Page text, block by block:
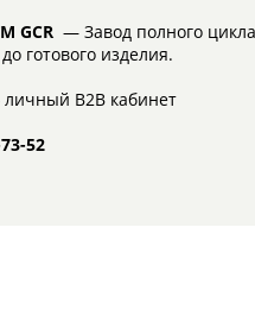
GCR — Завод полного
готового изделия.
B2B кабинет
52